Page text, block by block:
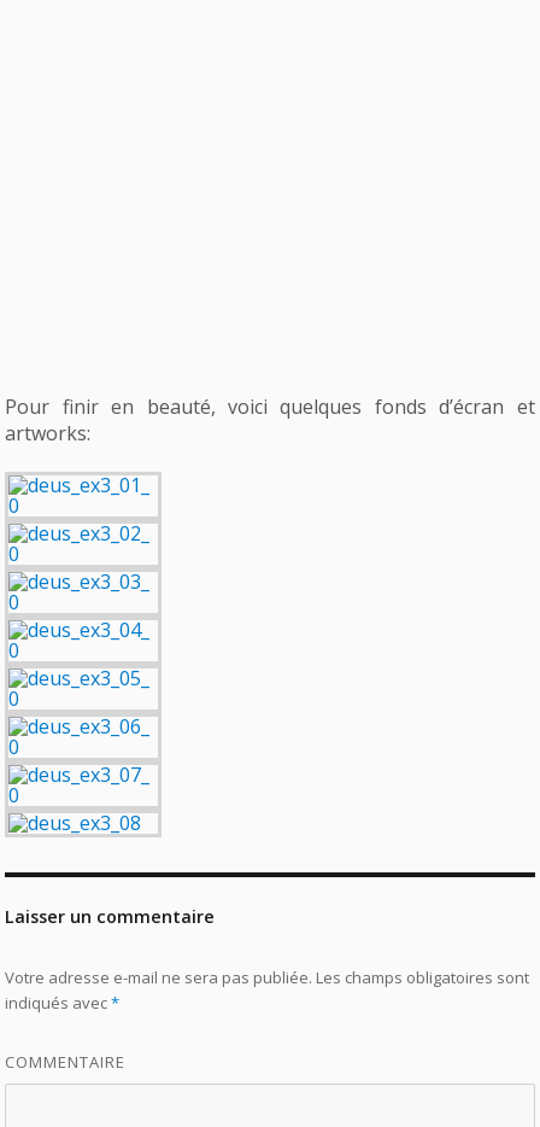
Pour finir en beauté, voici quelques fonds d’écran et
artworks:
Laisser un commentaire
Votre adresse e-mail ne sera pas publiée. Les champs obligatoires sont
indiqués avec*
COMMENTAIRE